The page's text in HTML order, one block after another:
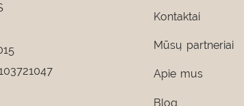
Kontaktai
Mūsų partneriai
Apie mus
Blog